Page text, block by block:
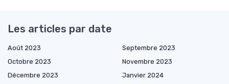
Les articles par date
Août 2023
Septembre 2023
Octobre 2023
Novembre 2023
Décembre 2023
Janvier 2024